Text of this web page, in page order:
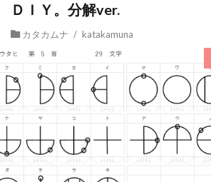
ＤＩＹ。分解ver.
カタカムナ / katakamuna